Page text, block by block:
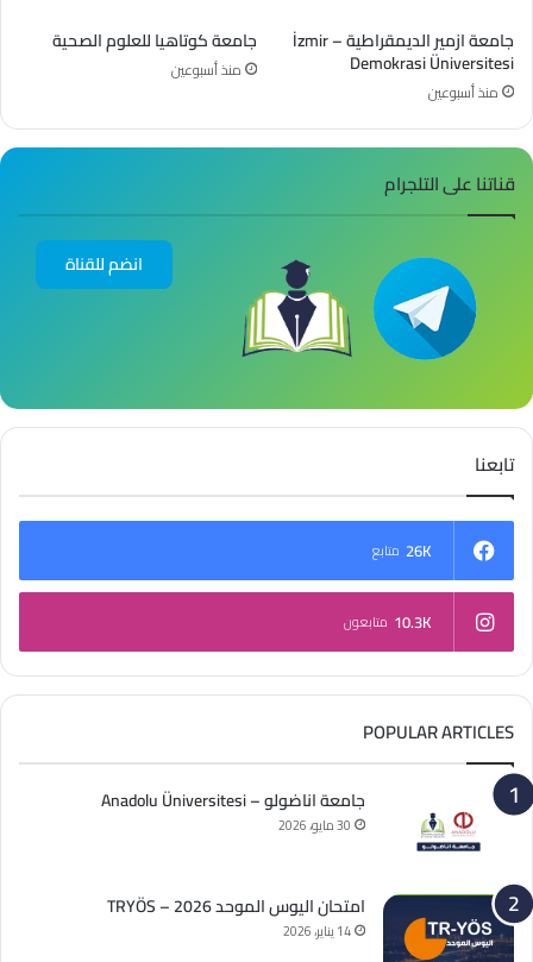
جامعة ازمير الديمقراطية – İzmir
Demokrasi Üniversitesi
منذ أسبوعين
جامعة كوتاهيا للعلوم الصحية
منذ أسبوعين
قناتنا على التلجرام
انضم للقناة
تابعنا
26K متابع
10.3K متابعون
POPULAR ARTICLES
جامعة اناضولو – Anadolu Üniversitesi
30 مايو، 2026
امتحان اليوس الموحد 2026 – TRYÖS
14 يناير، 2026